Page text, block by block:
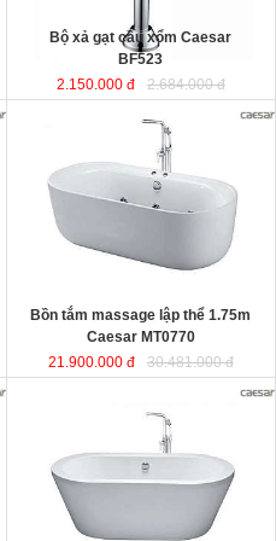
Bộ xả gạt cầu xổm Caesar
BF523
2.150.000 đ
2.684.000 đ
Bồn tắm massage lập thể 1.75m
được sản xuất từ
sợi nhựa tổng hợp Acrylic có độ bền
cao, không bị ngả màu, chịu được
mọi nguồn nước, khó bể vỡ. Bề mặt
láng mịn dễ dàng vệ sinh.
Kích thước: 175x80x60 cm.
Bồn tắm massage lập thể 1.75m
Caesar MT0770
21.900.000 đ
30.481.000 đ
Bồn tắm nằm lập thể đặt sàn 1.7m
được sản xuất từ
sợi nhựa tổng hợp Acrylic có độ bền
cao, không bị ngả màu, chịu được
mọi nguồn nước, khó bể vỡ. Bề mặt
láng mịn dễ dàng vệ sinh.
Kích thước : 170x87x60 cm